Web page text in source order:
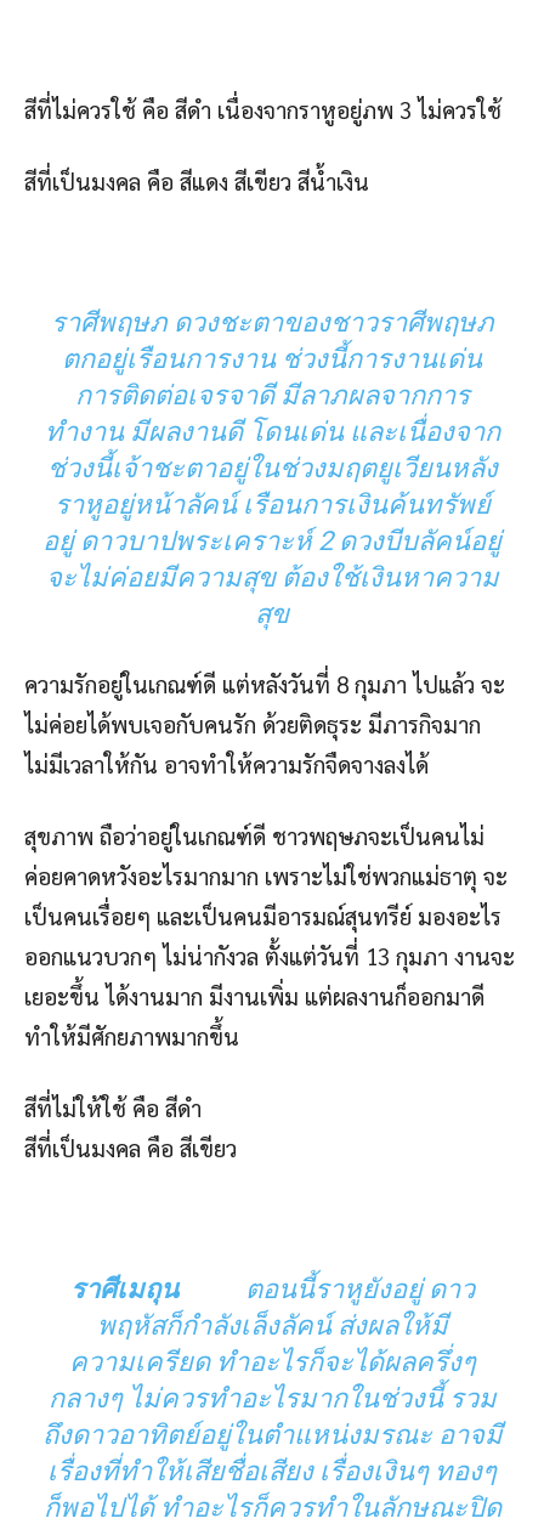
สีที่ไม่ควรใช้ คือ สีดำ เนื่องจากราหูอยู่ภพ 3 ไม่ควรใช้
สีที่เป็นมงคล คือ สีแดง สีเขียว สีน้ำเงิน
ราศีพฤษภ ดวงชะตาของชาวราศีพฤษภ
ตกอยู่เรือนการงาน ช่วงนี้การงานเด่น
การติดต่อเจรจาดี มีลาภผลจากการ
ทำงาน มีผลงานดี โดนเด่น และเนื่องจาก
ช่วงนี้เจ้าชะตาอยู่ในช่วงมฤตยูเวียนหลัง
ราหูอยู่หน้าลัคน์ เรือนการเงินค้นทรัพย์
อยู่ ดาวบาปพระเคราะห์ 2 ดวงบีบลัคน์อยู่
จะไม่ค่อยมีความสุข ต้องใช้เงินหาความ
สุข
ความรักอยู่ในเกณฑ์ดี แต่หลังวันที่ 8 กุมภา ไปแล้ว จะ
ไม่ค่อยได้พบเจอกับคนรัก ด้วยติดธุระ มีภารกิจมาก
ไม่มีเวลาให้กัน อาจทำให้ความรักจืดจางลงได้
สุขภาพ ถือว่าอยู่ในเกณฑ์ดี ชาวพฤษภจะเป็นคนไม่
ค่อยคาดหวังอะไรมากมาก เพราะไม่ใช่พวกแม่ธาตุ จะ
เป็นคนเรื่อยๆ และเป็นคนมีอารมณ์สุนทรีย์ มองอะไร
ออกแนวบวกๆ ไม่น่ากังวล ตั้งแต่วันที่ 13 กุมภา งานจะ
เยอะขึ้น ได้งานมาก มีงานเพิ่ม แต่ผลงานก็ออกมาดี
ทำให้มีศักยภาพมากขึ้น
สีที่ไม่ให้ใช้ คือ สีดำ
สีที่เป็นมงคล คือ สีเขียว
ราศีเมถุน ตอนนี้ราหูยังอยู่ ดาว
พฤหัสก็กำลังเล็งลัคน์ ส่งผลให้มี
ความเครียด ทำอะไรก็จะได้ผลครึ่งๆ
กลางๆ ไม่ควรทำอะไรมากในช่วงนี้ รวม
ถึงดาวอาทิตย์อยู่ในตำแหน่งมรณะ อาจมี
เรื่องที่ทำให้เสียชื่อเสียง เรื่องเงินๆ ทองๆ
ก็พอไปได้ ทำอะไรก็ควรทำในลักษณะปิด